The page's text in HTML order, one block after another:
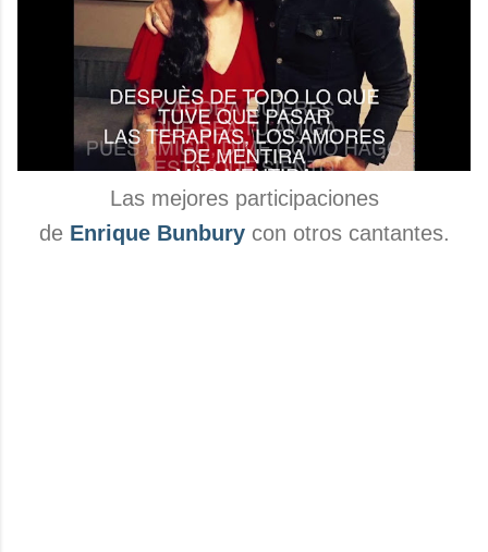
Las mejores participaciones
de Enrique Bunburycon otros cantantes.